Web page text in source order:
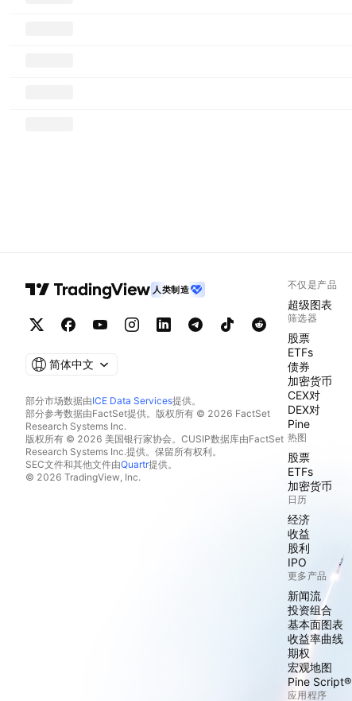
人类制造
简体中文
部分市场数据由ICE Data Services提供。
部分参考数据由FactSet提供。版权所有 © 2026 FactSet
Research Systems Inc.
版权所有 © 2026 美国银行家协会。CUSIP数据库由FactSet
Research Systems Inc.提供。保留所有权利。
SEC文件和其他文件由Quartr提供。
© 2026 TradingView, Inc.
不仅是产品
超级图表
筛选器
股票
ETFs
债券
加密货币
CEX对
DEX对
Pine
热图
股票
ETFs
加密货币
日历
经济
收益
股利
IPO
更多产品
新闻流
投资组合
基本面图表
收益率曲线
期权
宏观地图
Pine Script®
应用程序